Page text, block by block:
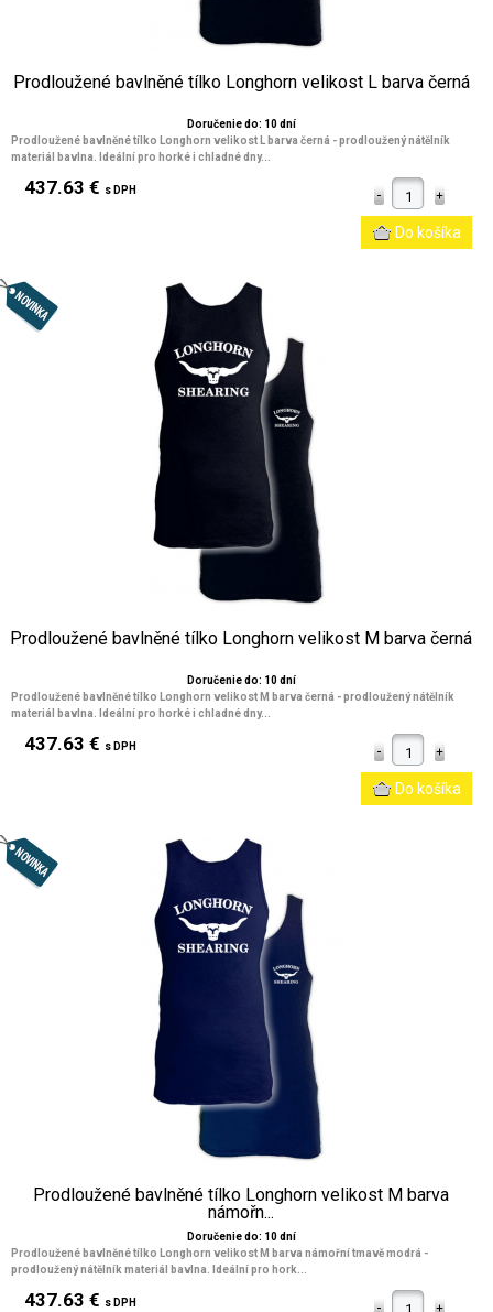
Prodloužené bavlněné tílko Longhorn velikost L barva černá
Doručenie do: 10 dní
Prodloužené bavlněné tílko Longhorn velikost L barva černá - prodloužený nátělník
materiál bavlna. Ideální pro horké i chladné dny...
437.63 € s DPH
Prodloužené bavlněné tílko Longhorn velikost M barva černá
Doručenie do: 10 dní
Prodloužené bavlněné tílko Longhorn velikost M barva černá - prodloužený nátělník
materiál bavlna. Ideální pro horké i chladné dny...
437.63 € s DPH
Prodloužené bavlněné tílko Longhorn velikost M barva
námořn...
Doručenie do: 10 dní
Prodloužené bavlněné tílko Longhorn velikost M barva námořní tmavě modrá -
prodloužený nátělník materiál bavlna. Ideální pro hork...
437.63 € s DPH